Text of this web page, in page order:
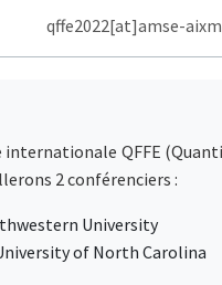
qffe2022[at]amse-
QFFE
2 conférenciers :
University
of North Carolina